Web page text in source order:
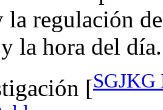
la regulación
la hora del día.
[SGJKG